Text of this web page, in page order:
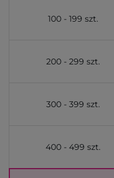
100 - 199 szt.
200 - 299 szt.
300 - 399 szt.
400 - 499 szt.